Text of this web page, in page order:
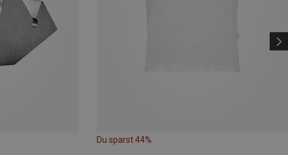
Du sparst 44%